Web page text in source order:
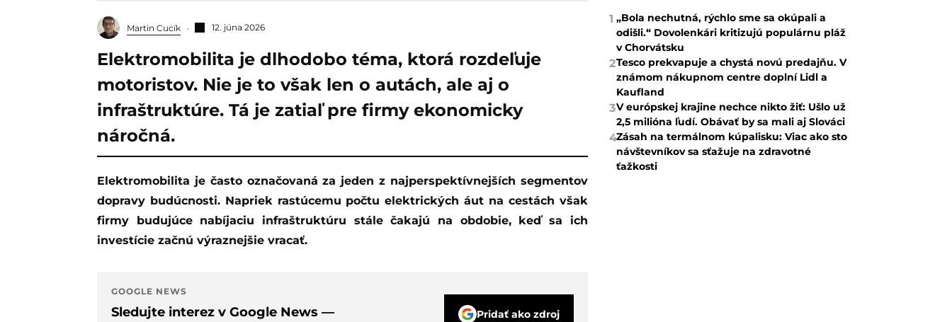
Martin Cucík 12. júna 2026
Elektromobilita je dlhodobo téma, ktorá rozdeľuje
motoristov. Nie je to však len o autách, ale aj o
infraštruktúre. Tá je zatiaľ pre firmy ekonomicky
náročná.
Elektromobilita je často označovaná za jeden z najperspektívnejších segmentov
dopravy budúcnosti. Napriek rastúcemu počtu elektrických áut na cestách však
firmy budujúce nabíjaciu infraštruktúru stále čakajú na obdobie, keď sa ich
investície začnú výraznejšie vracať.
GOOGLE NEWS
Sledujte interez v Google News —
Pridať ako zdroj
1 „Bola nechutná, rýchlo sme sa okúpali a
odišli.“ Dovolenkári kritizujú populárnu pláž
v Chorvátsku
2Tesco prekvapuje a chystá novú predajňu. V
známom nákupnom centre doplní Lidl a
Kaufland
3V európskej krajine nechce nikto žiť: Ušlo už
2,5 milióna ľudí. Obávať by sa mali aj Slováci
4Zásah na termálnom kúpalisku: Viac ako sto
návštevníkov sa sťažuje na zdravotné
ťažkosti